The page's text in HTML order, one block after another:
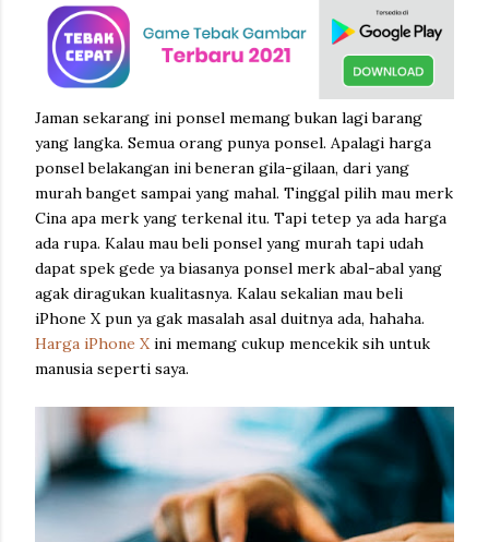
Jaman sekarang ini ponsel memang bukan lagi barang
yang langka. Semua orang punya ponsel. Apalagi harga
ponsel belakangan ini beneran gila-gilaan, dari yang
murah banget sampai yang mahal. Tinggal pilih mau merk
Cina apa merk yang terkenal itu. Tapi tetep ya ada harga
ada rupa. Kalau mau beli ponsel yang murah tapi udah
dapat spek gede ya biasanya ponsel merk abal-abal yang
agak diragukan kualitasnya. Kalau sekalian mau beli
iPhone X pun ya gak masalah asal duitnya ada, hahaha.
Harga iPhone X ini memang cukup mencekik sih untuk
manusia seperti saya.